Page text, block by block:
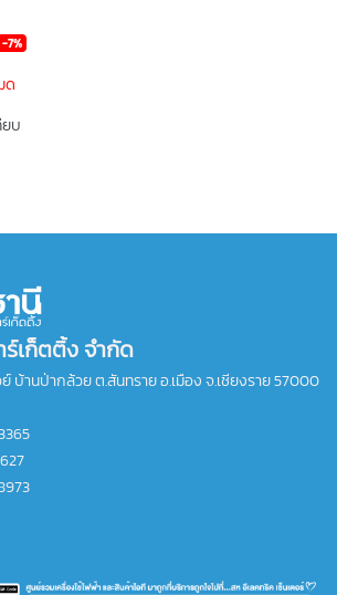
-7%
ด
ยบ
เก็ตติ้ง จำกัด
ย์ บ้านป่ากล้วย ต.สันทราย อ.เมือง จ.เชียงราย 57000